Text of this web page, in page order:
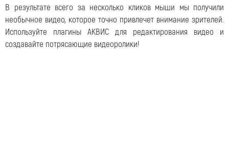
В результате всего за несколько кликов мыши мы получили
необычное видео, которое точно привлечет внимание зрителей.
Используйте плагины АКВИС для редактирования видео и
создавайте потрясающие видеоролики!